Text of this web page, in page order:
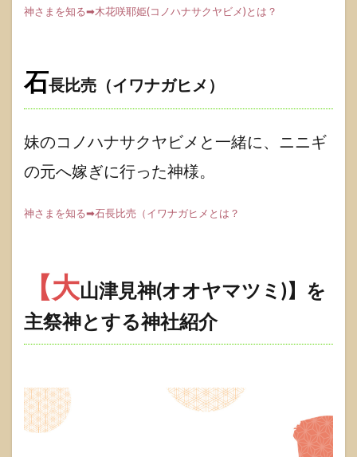
神さまを知る➡木花咲耶姫(コノハナサクヤビメ)とは？
石長比売（イワナガヒメ）
妹のコノハナサクヤビメと一緒に、ニニギ
の元へ嫁ぎに行った神様。
神さまを知る➡石長比売（イワナガヒメとは？
【大山津見神(オオヤマツミ)】を
主祭神とする神社紹介